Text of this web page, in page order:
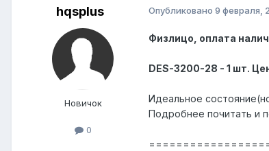
hqsplus
Новичок
0
Опубликовано 9 февраля,
Физлицо, оплата
DES-3200-28 - 1 шт.
Идеальное
Подробнее почитать и